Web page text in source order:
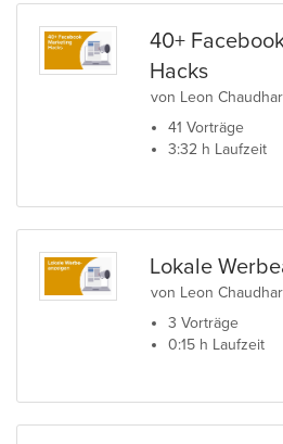
40+
Hacks
von Leon
41 Vorträge
3:32 h Laufzeit
Lokale
von Leon
3 Vorträge
0:15 h Laufzeit